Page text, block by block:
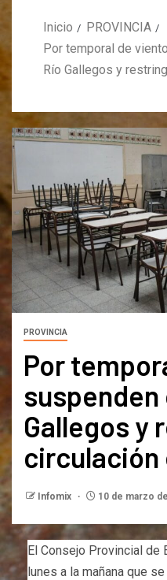
Inicio
PROVINCIA
Por temporal de
Río Gallegos y
PROVINCIA
Por
suspenden
Gallegos y
circulación
Infomix 10 de marzo
El Consejo Provincial de
lunes a la mañana que